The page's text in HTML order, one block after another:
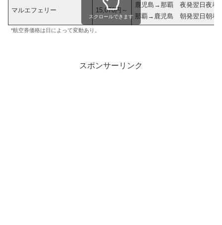
マルエフェリー 15,070円～
鹿児島→那覇 夜発翌日夜着
那覇→鹿児島 朝発翌日朝着
スクロールできます
*航空券価格は日によって変動あり。
スポンサーリンク